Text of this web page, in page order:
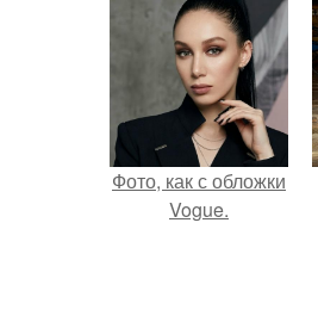
Фото, как с обложки
Vogue.